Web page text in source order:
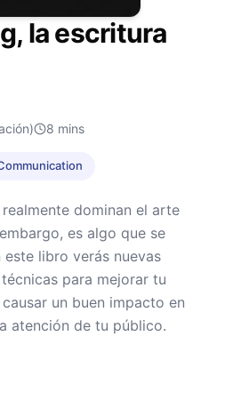
la escritura
8 mins
dominan el arte
es algo que se
este libro verás nuevas
para mejorar tu
un buen impacto en
atención de tu público.